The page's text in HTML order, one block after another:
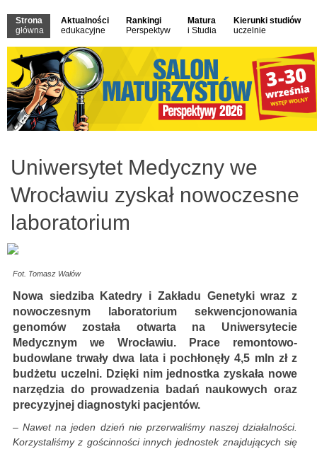
Strona
główna
Aktualności
edukacyjne
Rankingi
Perspektyw
Matura
i Studia
Kierunki studiów
uczelnie
Uniwersytet Medyczny we
Wrocławiu zyskał nowoczesne
laboratorium
Fot. Tomasz Walów
Nowa siedziba Katedry i Zakładu Genetyki wraz z
nowoczesnym laboratorium sekwencjonowania
genomów została otwarta na Uniwersytecie
Medycznym we Wrocławiu. Prace remontowo-
budowlane trwały dwa lata i pochłonęły 4,5 mln zł z
budżetu uczelni. Dzięki nim jednostka zyskała nowe
narzędzia do prowadzenia badań naukowych oraz
precyzyjnej diagnostyki pacjentów.
– Nawet na jeden dzień nie przerwaliśmy naszej działalności.
Korzystaliśmy z gościnności innych jednostek znajdujących się